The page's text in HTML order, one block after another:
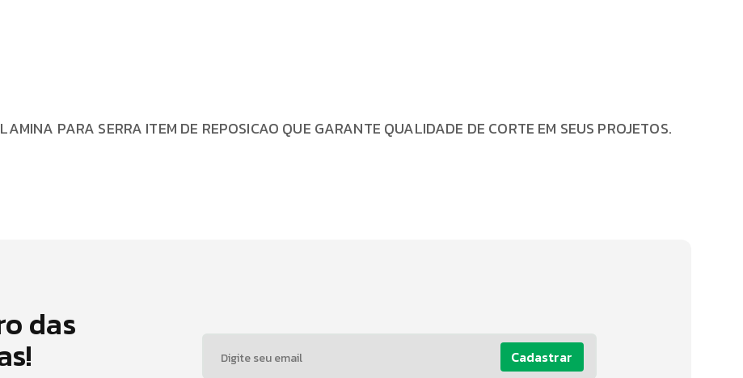
PARA SERRA ITEM DE REPOSICAO QUE GARANTE QUALIDADE DE CORTE EM SEUS PROJETOS.
das
Cadastrar